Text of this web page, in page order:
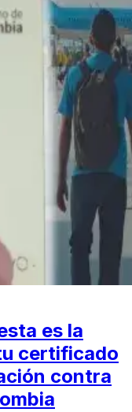
es la
certificado
contra